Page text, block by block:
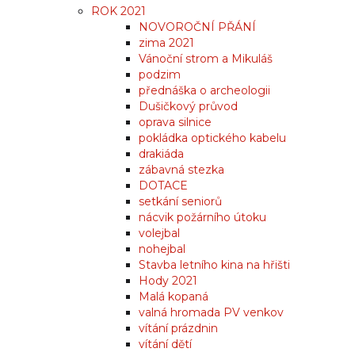
ROK 2021
NOVOROČNÍ PŘÁNÍ
zima 2021
Vánoční strom a Mikuláš
podzim
přednáška o archeologii
Dušičkový průvod
oprava silnice
pokládka optického kabelu
drakiáda
zábavná stezka
DOTACE
setkání seniorů
nácvik požárního útoku
volejbal
nohejbal
Stavba letního kina na hřišti
Hody 2021
Malá kopaná
valná hromada PV venkov
vítání prázdnin
vítání dětí